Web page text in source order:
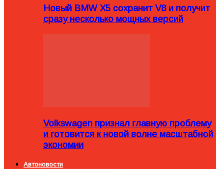
Новый BMW X5 сохранит V8 и получит
сразу несколько мощных версий
Volkswagen признал главную проблему
и готовится к новой волне масштабной
экономии
Автоновости